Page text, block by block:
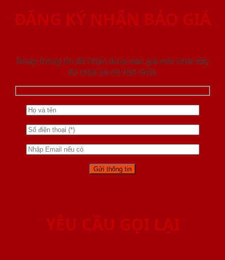
ĐĂNG KÝ NHẬN BÁO GIÁ
Nhập thông tin để nhận được báo giá mới nhât đầy
đủ nhất và chi tiết nhất.
YÊU CẦU GỌI LẠI